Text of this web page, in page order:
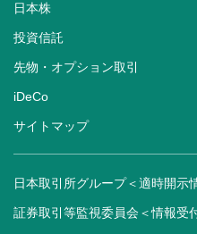
日本株
投資信託
先物・オプション取引
iDeCo
サイトマップ
日本取引所グループ＜適時開示
証券取引等監視委員会＜情報受